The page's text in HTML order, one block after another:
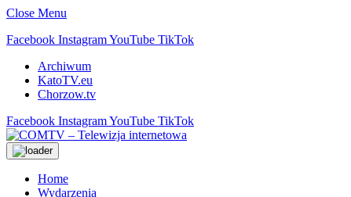
Close Menu
Facebook InstagramYouTube TikTok
Archiwum
KatoTV.eu
Chorzow.tv
Facebook InstagramYouTube TikTok
Home
Wydarzenia